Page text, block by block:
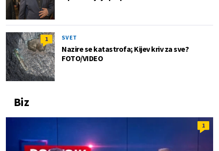
1 SVET
Nazire se katastrofa; Kijev kriv za sve?
FOTO/VIDEO
Biz
1